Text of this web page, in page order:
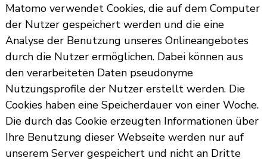
Matomo verwendet Cookies, die auf dem Computer
der Nutzer gespeichert werden und die eine
Analyse der Benutzung unseres Onlineangebotes
durch die Nutzer ermöglichen. Dabei können aus
den verarbeiteten Daten pseudonyme
Nutzungsprofile der Nutzer erstellt werden. Die
Cookies haben eine Speicherdauer von einer Woche.
Die durch das Cookie erzeugten Informationen über
Ihre Benutzung dieser Webseite werden nur auf
unserem Server gespeichert und nicht an Dritte